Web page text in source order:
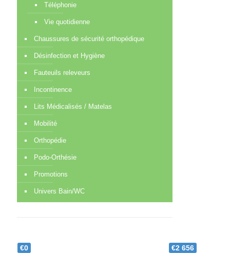
Téléphonie
Vie quotidienne
Chaussures de sécurité orthopédique
Désinfection et Hygiène
Fauteuils releveurs
Incontinence
Lits Médicalisés / Matelas
Mobilité
Orthopédie
Podo-Orthésie
Promotions
Univers Bain/WC
€0 €2 656